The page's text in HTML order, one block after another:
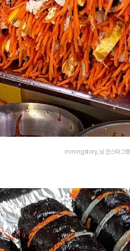
mmingstory_님 인스타그램